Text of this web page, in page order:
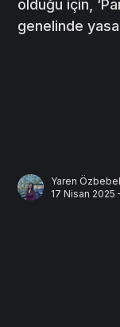
olduğu için,
genelinde
Yaren
17 Nisan